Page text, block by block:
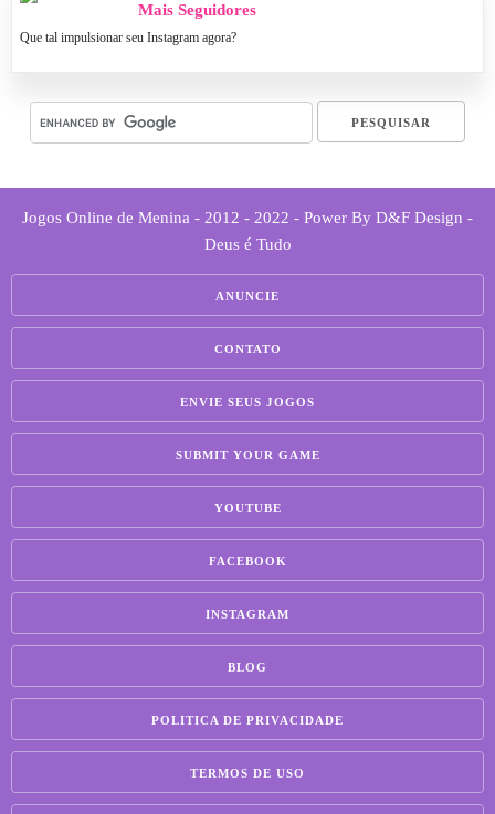
Mais Seguidores
Que tal impulsionar seu Instagram agora?
Jogos Online de Menina - 2012 - 2022 - Power By D&F Design -
Deus é Tudo
ANUNCIE
CONTATO
ENVIE SEUS JOGOS
SUBMIT YOUR GAME
YOUTUBE
FACEBOOK
INSTAGRAM
BLOG
POLITICA DE PRIVACIDADE
TERMOS DE USO